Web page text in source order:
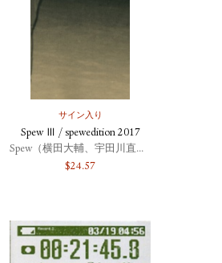
サイン入り
Spew Ⅲ / spewedition 2017
Spew（横田大輔、宇田川直寛、北川浩司）
$24.57